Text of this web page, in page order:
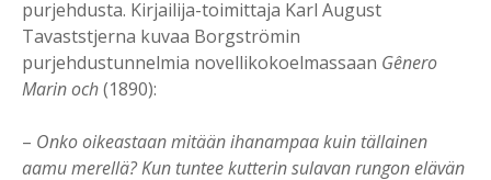
purjehdusta. Kirjailija-toimittaja Karl August
Tavaststjerna kuvaa Borgströmin
purjehdustunnelmia novellikokoelmassaan Gênero
Marin och(1890):
– Onko oikeastaan mitään ihanampaa kuin tällainen
aamu merellä? Kun tuntee kutterin sulavan rungon elävän